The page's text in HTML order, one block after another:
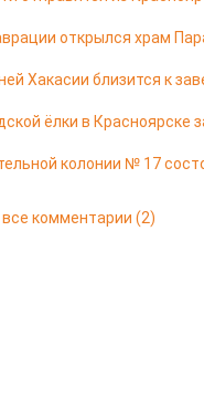
открылся храм
Хакасии близится к
ёлки в Красноярске
колонии № 17
комментарии (2)